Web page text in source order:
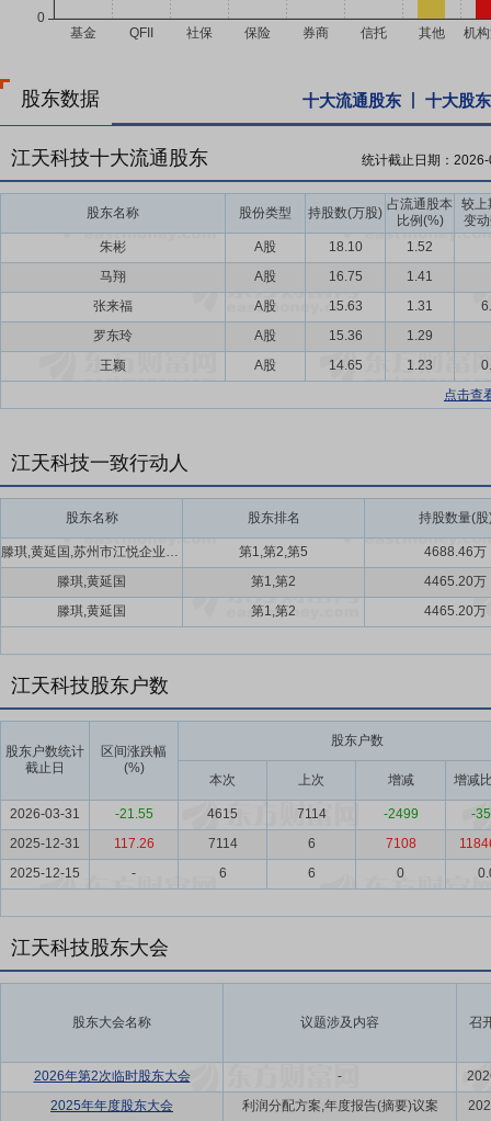
股东数据 十大流通股东 十大股东
江天科技十大流通股东 统计截止日期：
股东名称 股份类型 持股数(万股)
占流通股本
比例(%)
较上
变
朱彬
A股 18.10
1.52
马翔
A股 16.75
1.41
张来福
A股 15.63 1.31
罗东玲
A股 15.36
1.29
王颖
A股 14.65 1.23
点击查
江天科技一致行动人
股东名称 股东排名 持股数量(股
滕琪,黄延国,苏州市江悦企业管理咨询合伙企业(有限合伙) 第1,第2,第5
4688.46万
滕琪,黄延国
第1,第2
4465.20万
滕琪,黄延国
第1,第2 4465.20万
江天科技股东户数
股东户数统计
截止日
区间涨跌幅
(%)
股东户数
本次 上次 增减 增减
2026-03-31 -21.55 4615 7114 -2499
-
2025-12-31
117.26 7114 6 7108
2025-12-15
- 6 6 0
江天科技股东大会
股东大会名称 议题涉及内容 召
2026年第2次临时股东大会 -
2025年年度股东大会
利润分配方案,年度报告(摘要)议案